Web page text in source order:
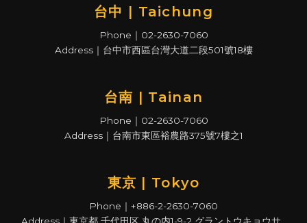
台中 | Taichung
Phone｜02-2630-7060
Address｜台中市西區台灣大道二段501號18樓
台南 | Tainan
Phone｜02-2630-7060
Address｜台南市東區裕農路375號7樓之1
東京 | Tokyo
Phone｜+886-2-2630-7060